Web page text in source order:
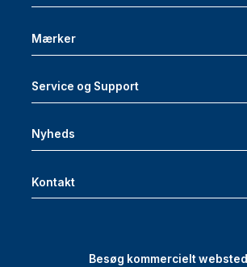
Mærker
Service og Support
Nyheds
Kontakt
Besøg kommercielt websted